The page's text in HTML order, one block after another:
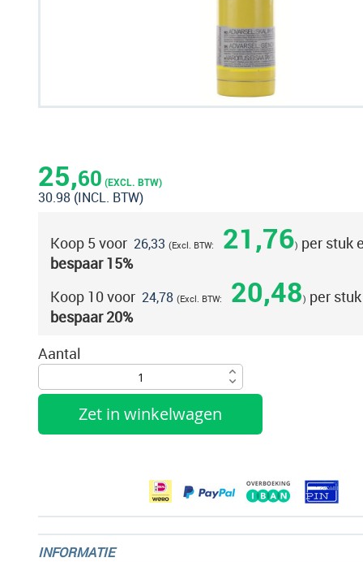
25,60 (EXCL. BTW)
30.98 (INCL. BTW)
Koop 5 voor 26,33 21,76 per stuk
bespaar15%
Koop 10 voor 24,78 20,48 per
bespaar20%
Aantal
Zet in winkelwagen
het
begin
van
afbeeldingen-
gallerij
INFORMATIE